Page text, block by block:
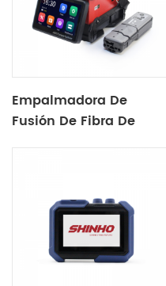
Empalmadora De
Fusión De Fibra De